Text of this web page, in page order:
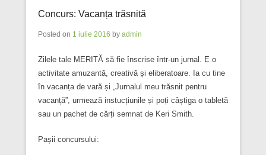
Concurs: Vacanța trăsnită
Posted on 1 iulie 2016 by admin
Zilele tale MERITĂ să fie înscrise într-un jurnal. E o
activitate amuzantă, creativă și eliberatoare. Ia cu tine
în vacanța de vară și „Jurnalul meu trăsnit pentru
vacanță”, urmează instucțiunile și poți câștiga o tabletă
sau un pachet de cărți semnat de Keri Smith.
Pașii concursului: